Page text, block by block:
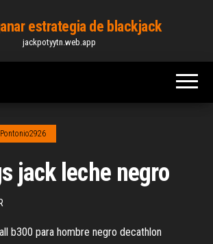
estrategia de blackjack
jackpotyytn.web.app
Pontonio2926
jack leche negro
b300 para hombre negro decathlon